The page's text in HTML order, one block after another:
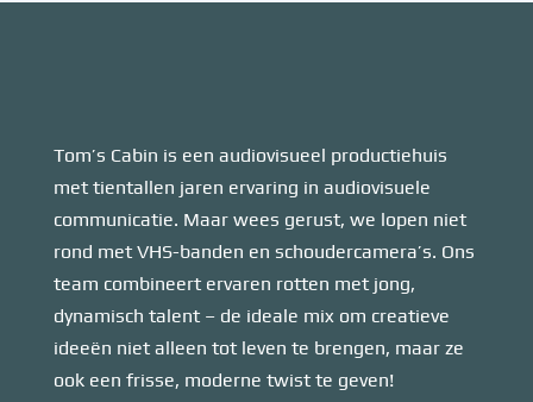
Tom’s Cabin is een audiovisueel productiehuis
met tientallen jaren ervaring in audiovisuele
communicatie. Maar wees gerust, we lopen niet
rond met VHS-banden en schoudercamera’s. Ons
team combineert ervaren rotten met jong,
dynamisch talent – de ideale mix om creatieve
ideeën niet alleen tot leven te brengen, maar ze
ook een frisse, moderne twist te geven!